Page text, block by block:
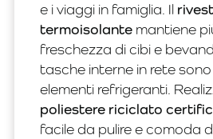
e i viaggi in famiglia. Il
termoisolante mantiene
freschezza di cibi e
tasche interne in rete
elementi refrigeranti.
poliestere riciclato
facile da pulire e comoda